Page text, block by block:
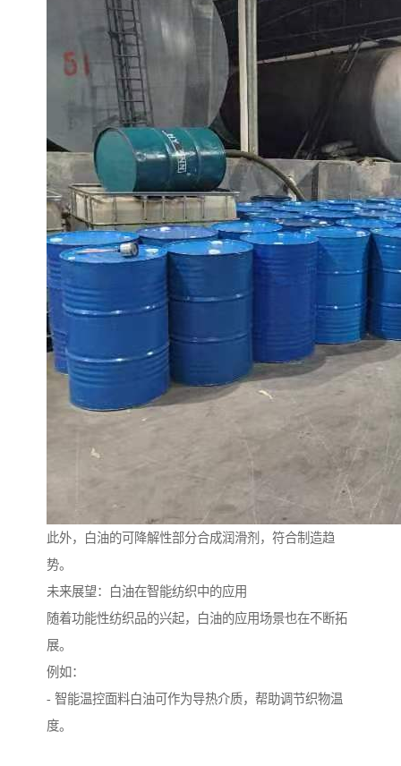
此外，白油的可降解性部分合成润滑剂，符合制造趋
势。
未来展望：白油在智能纺织中的应用
随着功能性纺织品的兴起，白油的应用场景也在不断拓
展。
例如：
- 智能温控面料白油可作为导热介质，帮助调节织物温
度。